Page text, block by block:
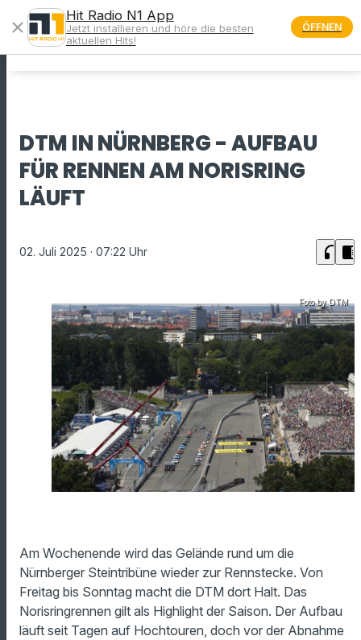
menu
DTM IN NÜRNBERG - AUFBAU
FÜR RENNEN AM NORISRING
LÄUFT
02. Juli 2025 · 07:22 Uhr headphones chrome_reader_mode
Foto by DTM
Am Wochenende wird das Gelände rund um die
Nürnberger Steintribüne wieder zur Rennstecke. Von
Freitag bis Sonntag macht die DTM dort Halt. Das
Norisringrennen gilt als Highlight der Saison. Der Aufbau
läuft seit Tagen auf Hochtouren, doch vor der Abnahme
close
Hit Radio N1 App
Jetzt installieren und höre die besten
aktuellen Hits!
ÖFFNEN